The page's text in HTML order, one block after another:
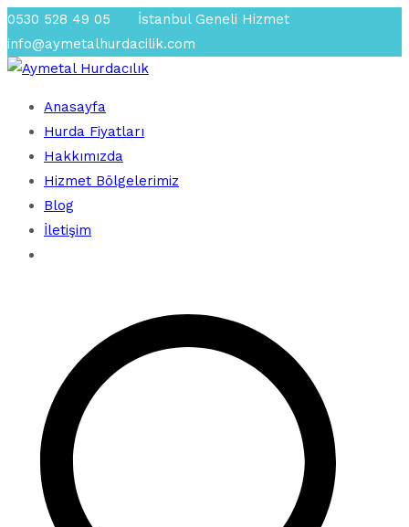
İçeriğe
geç
0530 528 49 05
İstanbul Geneli Hizmet
info@aymetalhurdacilik.com
Aymetal Hurdacılık
En Yakın Hurdacı
Anasayfa
Hurda Fiyatları
Hakkımızda
Hizmet Bölgelerimiz
Blog
İletişim